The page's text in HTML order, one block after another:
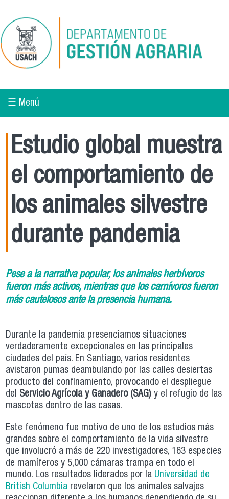
☰ Menú
Estudio global muestra
el comportamiento de
los animales silvestre
durante pandemia
Pese a la narrativa popular, los animales herbívoros
fueron más activos, mientras que los carnívoros fueron
más cautelosos ante la presencia humana.
Durante la pandemia presenciamos situaciones
verdaderamente excepcionales en las principales
ciudades del país. En Santiago, varios residentes
avistaron pumas deambulando por las calles desiertas
producto del confinamiento, provocando el despliegue
del Servicio Agrícola y Ganadero (SAG) y el refugio de las
mascotas dentro de las casas.
Este fenómeno fue motivo de uno de los estudios más
grandes sobre el comportamiento de la vida silvestre
que involucró a más de 220 investigadores, 163 especies
de mamíferos y 5,000 cámaras trampa en todo el
mundo. Los resultados liderados por la Universidad de
British Columbia revelaron que los animales salvajes